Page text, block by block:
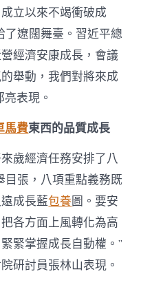
立以來不竭衝破成
了遼闊舞臺。習近平總
經濟安康成長，會議
舉動，我們對將來成
表現。
馬費東西的品質成長
歲經濟任務安排了八
目張，八項重點義務既
成長藍包養圖。要安
各方面上風轉化為高
緊掌握成長自動權。”
研討員張林山表現。